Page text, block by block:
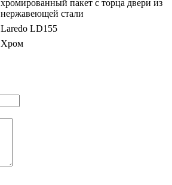
хромированный пакет с торца двери из
нержавеющей стали
Laredo LD155
Хром